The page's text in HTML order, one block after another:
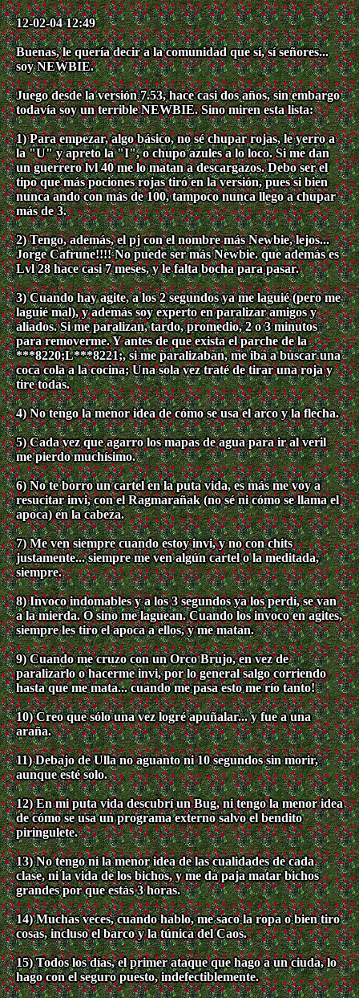
12-02-04 12:49
Buenas, le quería decir a la comunidad que sí, sí señores...
soy NEWBIE.
Juego desde la versión 7.53, hace casi dos años, sin embargo
todavía soy un terrible NEWBIE. Sino miren esta lista:
1) Para empezar, algo básico, no sé chupar rojas, le yerro a
la "U" y apreto la "I", o chupo azules a lo loco. Si me dan
un guerrero lvl 40 me lo matan a descargazos. Debo ser el
tipo que más pociones rojas tiró en la versión, pues si bien
nunca ando con más de 100, tampoco nunca llego a chupar
más de 3.
2) Tengo, además, el pj con el nombre más Newbie, lejos...
Jorge Cafrune!!!! No puede ser más Newbie. que además es
Lvl 28 hace casi 7 meses, y le falta bocha para pasar.
3) Cuando hay agite, a los 2 segundos ya me laguié (pero me
laguié mal), y además soy experto en paralizar amigos y
aliados. Si me paralizan, tardo, promedio, 2 o 3 minutos
para removerme. Y antes de que exista el parche de la
***8220;L***8221;, si me paralizaban, me iba a buscar una
coca cola a la cocina; Una sola vez traté de tirar una roja y
tire todas.
4) No tengo la menor idea de cómo se usa el arco y la flecha.
5) Cada vez que agarro los mapas de agua para ir al veril
me pierdo muchísimo.
6) No te borro un cartel en la puta vida, es más me voy a
resucitar invi, con el Ragmarañak (no sé ni cómo se llama el
apoca) en la cabeza.
7) Me ven siempre cuando estoy invi, y no con chits
justamente... siempre me ven algún cartel o la meditada,
siempre.
8) Invoco indomables y a los 3 segundos ya los perdí, se van
a la mierda. O sino me laguean. Cuando los invoco en agites,
siempre les tiro el apoca a ellos, y me matan.
9) Cuando me cruzo con un Orco Brujo, en vez de
paralizarlo o hacerme invi, por lo general salgo corriendo
hasta que me mata... cuando me pasa esto me río tanto!
10) Creo que sólo una vez logré apuñalar... y fue a una
araña.
11) Debajo de Ulla no aguanto ni 10 segundos sin morir,
aunque esté solo.
12) En mi puta vida descubrí un Bug, ni tengo la menor idea
de cómo se usa un programa externo salvo el bendito
piringulete.
13) No tengo ni la menor idea de las cualidades de cada
clase, ni la vida de los bichos, y me da paja matar bichos
grandes por que estás 3 horas.
14) Muchas veces, cuando hablo, me saco la ropa o bien tiro
cosas, incluso el barco y la túnica del Caos.
15) Todos los días, el primer ataque que hago a un ciuda, lo
hago con el seguro puesto, indefectiblemente.